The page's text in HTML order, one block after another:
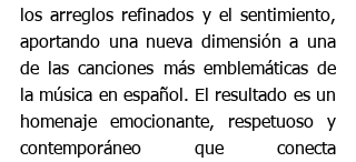
los arreglos refinados y el sentimiento,
aportando una nueva dimensión a una
de las canciones más emblemáticas de
la música en español. El resultado es un
homenaje emocionante, respetuoso y
contemporáneo que conecta